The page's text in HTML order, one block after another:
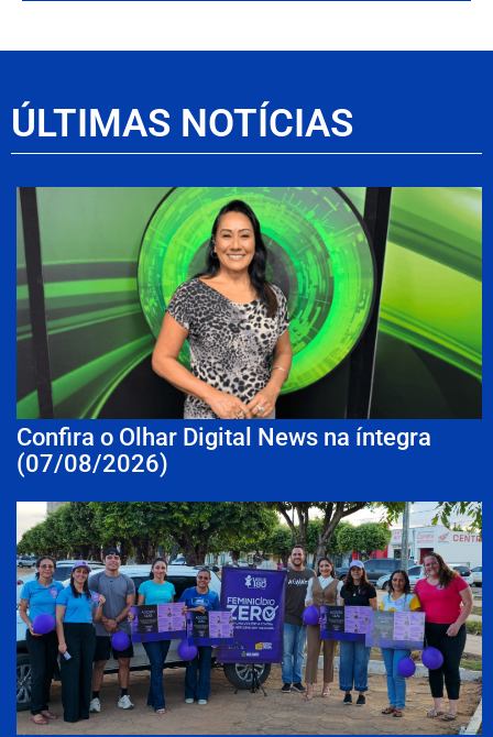
ÚLTIMAS NOTÍCIAS
Confira o Olhar Digital News na íntegra
(07/08/2026)